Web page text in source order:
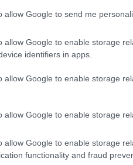
allow Google to send me
allow Google to enable storage
identifiers in apps.
allow Google to enable storage
allow Google to enable storage
allow Google to enable storage
functionality and fraud
innovation che potrebbe
come la
nuove possibilità